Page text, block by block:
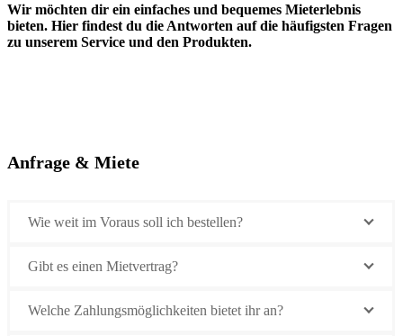
Wir möchten dir ein einfaches und bequemes Mieterlebnis
bieten. Hier findest du die Antworten auf die häufigsten Fragen
zu unserem Service und den Produkten.
Anfrage & Miete
Wie weit im Voraus soll ich bestellen?
Gibt es einen Mietvertrag?
Welche Zahlungsmöglichkeiten bietet ihr an?